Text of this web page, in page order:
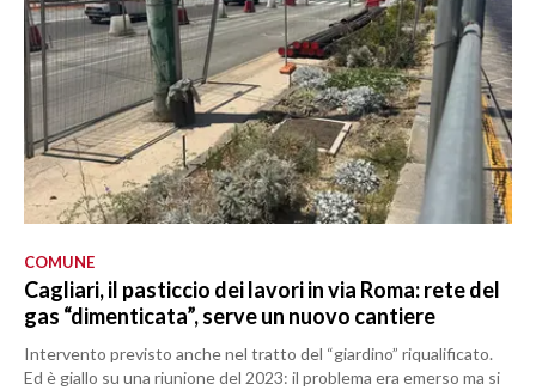
COMUNE
Cagliari, il pasticcio dei lavori in via Roma: rete del
gas “dimenticata”, serve un nuovo cantiere
Intervento previsto anche nel tratto del “giardino” riqualificato.
Ed è giallo su una riunione del 2023: il problema era emerso ma si